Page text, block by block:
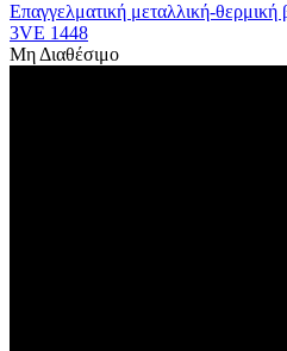
Επαγγελματική μεταλλική-
3VE 1448
Μη Διαθέσιμο